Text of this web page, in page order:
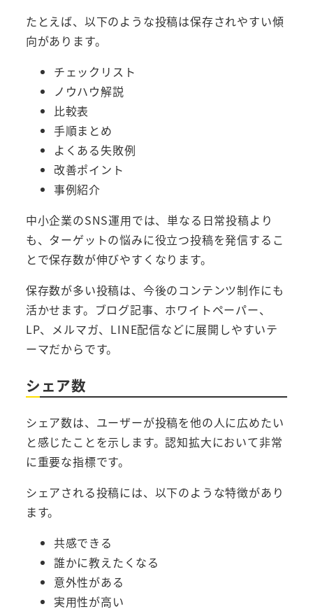
たとえば、以下のような投稿は保存されやすい傾
向があります。
チェックリスト
ノウハウ解説
比較表
手順まとめ
よくある失敗例
改善ポイント
事例紹介
中小企業のSNS運用では、単なる日常投稿より
も、ターゲットの悩みに役立つ投稿を発信するこ
とで保存数が伸びやすくなります。
保存数が多い投稿は、今後のコンテンツ制作にも
活かせます。ブログ記事、ホワイトペーパー、
LP、メルマガ、LINE配信などに展開しやすいテ
ーマだからです。
シェア数
シェア数は、ユーザーが投稿を他の人に広めたい
と感じたことを示します。認知拡大において非常
に重要な指標です。
シェアされる投稿には、以下のような特徴があり
ます。
共感できる
誰かに教えたくなる
意外性がある
実用性が高い